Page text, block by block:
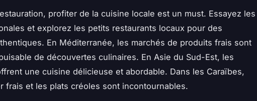
profiter de la cuisine locale est un must. Essayez les
et explorez les petits restaurants locaux pour des
En Méditerranée, les marchés de produits frais sont
de découvertes culinaires. En Asie du Sud-Est, les
une cuisine délicieuse et abordable. Dans les Caraïbes,
frais et les plats créoles sont incontournables.